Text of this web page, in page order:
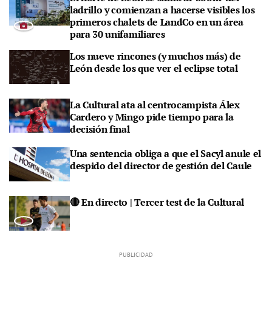
ladrillo y comienzan a hacerse visibles los
primeros chalets de LandCo en un área
para 30 unifamiliares
Los nueve rincones (y muchos más) de
León desde los que ver el eclipse total
La Cultural ata al centrocampista Álex
Cardero y Mingo pide tiempo para la
decisión final
Una sentencia obliga a que el Sacyl anule el
despido del director de gestión del Caule
🔴 En directo | Tercer test de la Cultural